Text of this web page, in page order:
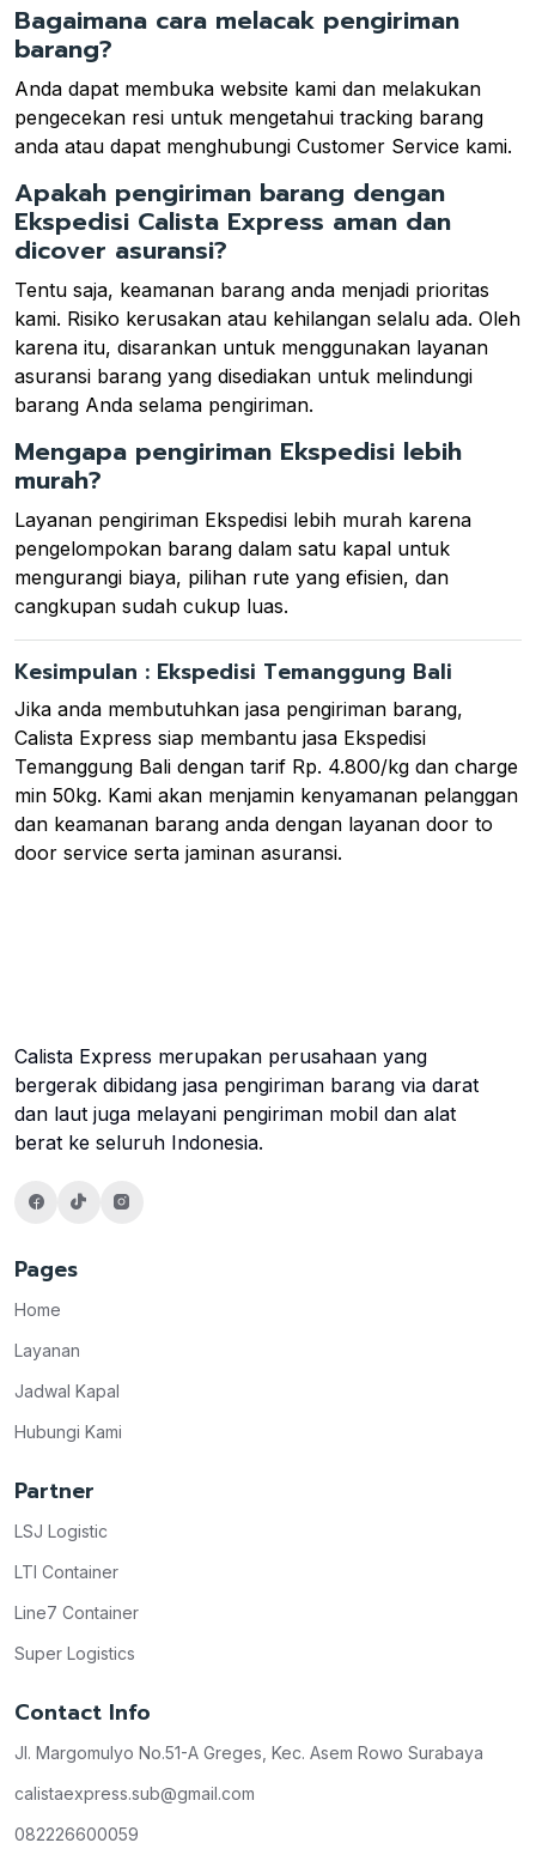
Bagaimana cara melacak pengiriman
barang?
Anda dapat membuka website kami dan melakukan
pengecekan resi untuk mengetahui tracking barang
anda atau dapat menghubungi Customer Service kami.
Apakah pengiriman barang dengan
Ekspedisi Calista Express aman dan
dicover asuransi?
Tentu saja, keamanan barang anda menjadi prioritas
kami. Risiko kerusakan atau kehilangan selalu ada. Oleh
karena itu, disarankan untuk menggunakan layanan
asuransi barang yang disediakan untuk melindungi
barang Anda selama pengiriman.
Mengapa pengiriman Ekspedisi lebih
murah?
Layanan pengiriman Ekspedisi lebih murah karena
pengelompokan barang dalam satu kapal untuk
mengurangi biaya, pilihan rute yang efisien, dan
cangkupan sudah cukup luas.
Kesimpulan : Ekspedisi Temanggung Bali
Jika anda membutuhkan jasa pengiriman barang,
Calista Express siap membantu jasa Ekspedisi
Temanggung Bali dengan tarif Rp. 4.800/kg dan charge
min 50kg. Kami akan menjamin kenyamanan pelanggan
dan keamanan barang anda dengan layanan door to
door service serta jaminan asuransi.
Calista Express merupakan perusahaan yang
bergerak dibidang jasa pengiriman barang via darat
dan laut juga melayani pengiriman mobil dan alat
berat ke seluruh Indonesia.
Pages
Home
Layanan
Jadwal Kapal
Hubungi Kami
Partner
LSJ Logistic
LTI Container
Line7 Container
Super Logistics
Contact Info
Jl. Margomulyo No.51-A Greges, Kec. Asem Rowo Surabaya
calistaexpress.sub@gmail.com
082226600059